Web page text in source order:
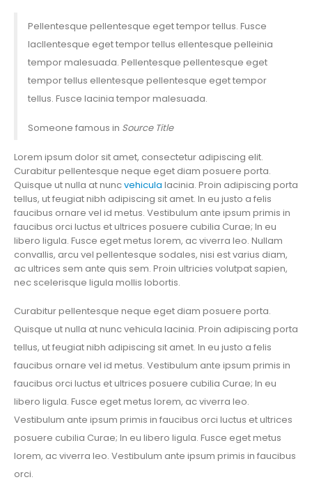
Pellentesque pellentesque eget tempor tellus. Fusce
lacllentesque eget tempor tellus ellentesque pelleinia
tempor malesuada. Pellentesque pellentesque eget
tempor tellus ellentesque pellentesque eget tempor
tellus. Fusce lacinia tempor malesuada.
Someone famous in Source Title
Lorem ipsum dolor sit amet, consectetur adipiscing elit.
Curabitur pellentesque neque eget diam posuere porta.
Quisque ut nulla at nuncvehicula lacinia. Proin adipiscing porta
tellus, ut feugiat nibh adipiscing sit amet. In eu justo a felis
faucibus ornare vel id metus. Vestibulum ante ipsum primis in
faucibus orci luctus et ultrices posuere cubilia Curae; In eu
libero ligula. Fusce eget metus lorem, ac viverra leo. Nullam
convallis, arcu vel pellentesque sodales, nisi est varius diam,
ac ultrices sem ante quis sem. Proin ultricies volutpat sapien,
nec scelerisque ligula mollis lobortis.
Curabitur pellentesque neque eget diam posuere porta.
Quisque ut nulla at nunc vehicula lacinia. Proin adipiscing porta
tellus, ut feugiat nibh adipiscing sit amet. In eu justo a felis
faucibus ornare vel id metus. Vestibulum ante ipsum primis in
faucibus orci luctus et ultrices posuere cubilia Curae; In eu
libero ligula. Fusce eget metus lorem, ac viverra leo.
Vestibulum ante ipsum primis in faucibus orci luctus et ultrices
posuere cubilia Curae; In eu libero ligula. Fusce eget metus
lorem, ac viverra leo. Vestibulum ante ipsum primis in faucibus
orci.